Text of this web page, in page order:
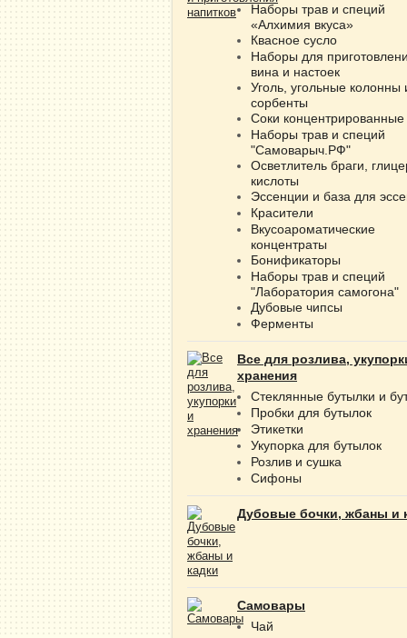
Наборы трав и специй
«Алхимия вкуса»
Квасное сусло
Наборы для
вина и настоек
Уголь, угольные колонны
сорбенты
Соки концентрированные
Наборы трав и специй
"Самоварыч.РФ"
Осветлитель браги,
кислоты
Эссенции и база для
Красители
Вкусоароматические
концентраты
Бонификаторы
Наборы трав и специй
"Лаборатория самогона"
Дубовые чипсы
Ферменты
Все для розлива,
хранения
Стеклянные бутылки и
Пробки для бутылок
Этикетки
Укупорка для бутылок
Розлив и сушка
Сифоны
Дубовые бочки, жбаны и
Самовары
Чай